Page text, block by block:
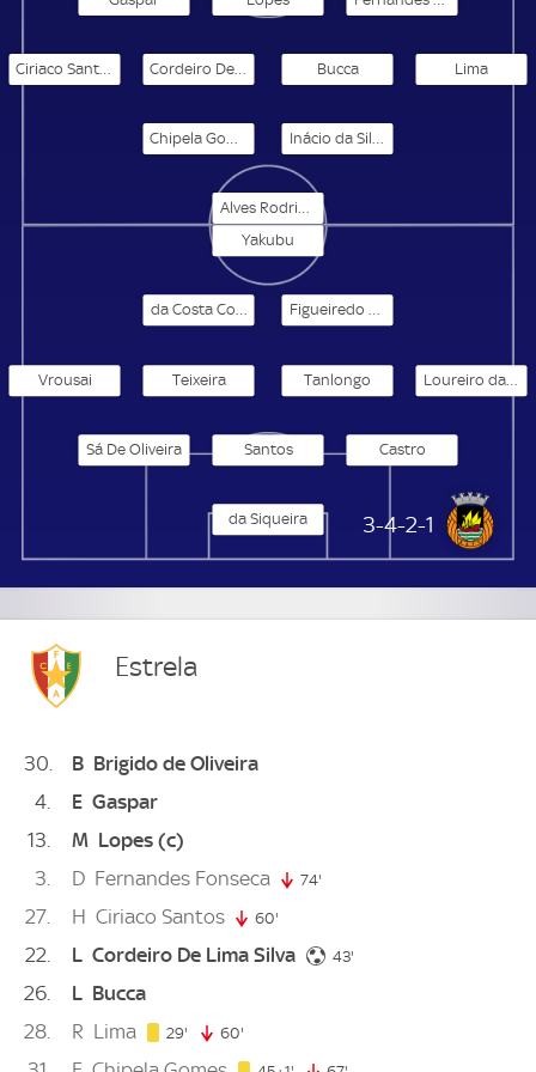
Bucca Lima
Chipela Gomes Inácio da Silva
Alves Rodrigues
FC Rio Ave
3-4-2-1
da Siqueira
Castro
Santos
Sá De Oliveira
Loureiro da Costa
Tanlongo
Teixeira
Vrousai
Figueiredo Fernandes
da Costa Conceição
Yakubu
Estrela
30 B Brigido de Oliveira
4
E Gaspar
13
M Lopes (c)
3
D Fernandes Fonseca 74'
27 H Ciriaco Santos 60'
22 L Cordeiro De Lima Silva 43'
26 L Bucca
28
R Lima 29' 29. minute
60'